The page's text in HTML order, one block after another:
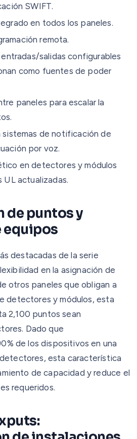
SWIFT.
en todos los paneles.
remota.
salidas configurables
como fuentes de poder
paneles para escalar la
sistemas de notificación de
por voz.
en detectores y módulos
actualizadas.
de puntos y
equipos
destacadas de la serie
en la asignación de
otros paneles que obligan a
detectores y módulos, esta
2,100 puntos sean
Dado que
de los dispositivos en una
esta característica
de capacidad y reduce el
requeridos.